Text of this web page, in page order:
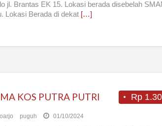
jl. Brantas EK 15. Lokasi berada disebelah
Lokasi Berada di dekat […]
Rp
KOS PUTRA PUTRI
puguh 01/10/2024